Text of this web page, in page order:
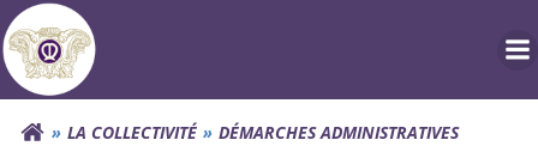
Aller
au
contenu
LA COLLECTIVITÉ
DÉMARCHES ADMINISTRATIVES